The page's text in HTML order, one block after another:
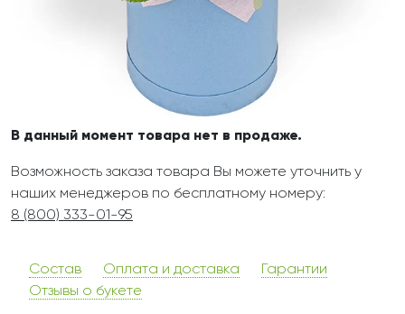
В данный момент товара нет в продаже.
Возможность заказа товара Вы можете уточнить у
наших менеджеров по бесплатному номеру:
8 (800) 333-01-95
Состав Оплата и доставка
Гарантии
Отзывы о букете